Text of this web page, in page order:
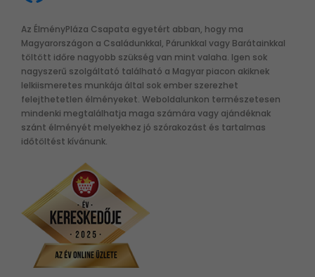
Az ÉlményPláza Csapata egyetért abban, hogy ma
Magyarországon a Családunkkal, Párunkkal vagy Barátainkkal
töltött időre nagyobb szükség van mint valaha. Igen sok
nagyszerű szolgáltató található a Magyar piacon akiknek
lelkiismeretes munkája által sok ember szerezhet
felejthetetlen élményeket. Weboldalunkon természetesen
mindenki megtalálhatja maga számára vagy ajándéknak
szánt élményét melyekhez jó szórakozást és tartalmas
időtöltést kívánunk.